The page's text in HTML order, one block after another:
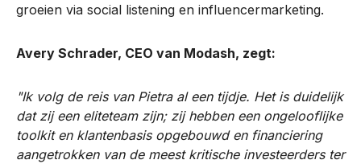
groeien via social listening en influencermarketing.
Avery Schrader, CEO van Modash, zegt:
"Ik volg de reis van Pietra al een tijdje. Het is duidelijk
dat zij een eliteteam zijn; zij hebben een ongelooflijke
toolkit en klantenbasis opgebouwd en financiering
aangetrokken van de meest kritische investeerders ter